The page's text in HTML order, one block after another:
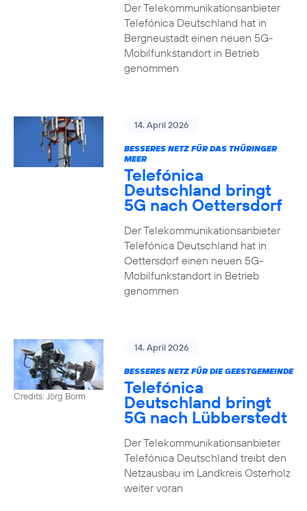
Der Telekommunikationsanbieter
Telefónica Deutschland hat in
Bergneustadt einen neuen 5G-
Mobilfunkstandort in Betrieb
genommen
14. April 2026
BESSERES NETZ FÜR DAS THÜRINGER
MEER
Telefónica
Deutschland bringt
5G nach Oettersdorf
Der Telekommunikationsanbieter
Telefónica Deutschland hat in
Oettersdorf einen neuen 5G-
Mobilfunkstandort in Betrieb
genommen
Credits: Jörg Borm
14. April 2026
BESSERES NETZ FÜR DIE GEESTGEMEINDE
Telefónica
Deutschland bringt
5G nach Lübberstedt
Der Telekommunikationsanbieter
Telefónica Deutschland treibt den
Netzausbau im Landkreis Osterholz
weiter voran